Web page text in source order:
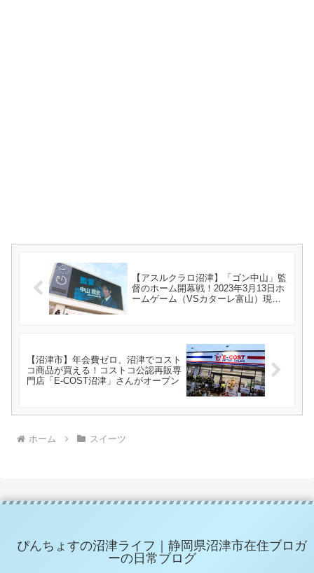
【アスルクラロ沼津】「ゴン中山」監
督のホーム開幕戦！2023年3月13日ホ
ームゲーム（VSカターレ富山）現地
【沼津市】年会費ゼロ、沼津でコスト
コ商品が買える！コストコ公認再販専
門店「E-COST沼津」さんがオープン
ホーム スイーツ
ぴんちょすの沼津ライフ｜静岡県沼津市在住ブロガ
ーの日常ブログ